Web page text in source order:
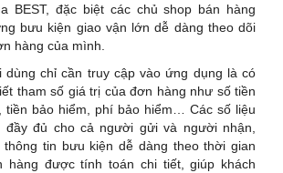
BEST, đặc biệt các chủ shop bán hàng
bưu kiện giao vận lớn dễ dàng theo dõi
hàng của mình.
chỉ cần truy cập vào ứng dụng là có
tham số giá trị của đơn hàng như số tiền
tiền bảo hiểm, phí bảo hiểm… Các số liệu
đầy đủ cho cả người gửi và người nhận,
tin bưu kiện dễ dàng theo thời gian
hàng được tính toán chi tiết, giúp khách